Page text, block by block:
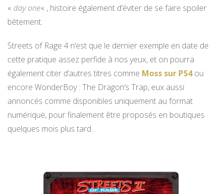
« day one« , histoire également d’éviter de se faire spoiler
bêtement.
Streets of Rage 4 n’est que le dernier exemple en date de
cette pratique assez perfide à nos yeux, et on pourra
également citer d’autres titres comme Moss sur PS4ou
encore WonderBoy : The Dragon’s Trap, eux aussi
annoncés comme disponibles uniquement au format
numérique, pour finalement être proposés en boutiques
quelques mois plus tard…